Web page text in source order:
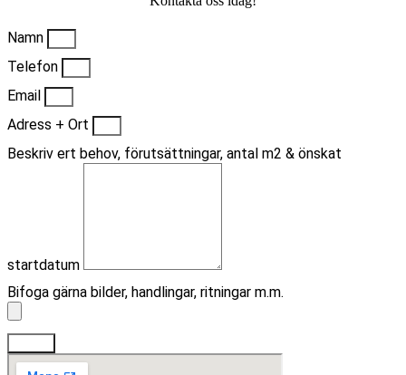
Namn
Telefon
Email
Adress + Ort
Beskriv ert behov, förutsättningar, antal m2 & önskat
startdatum
Bifoga gärna bilder, handlingar, ritningar m.m.